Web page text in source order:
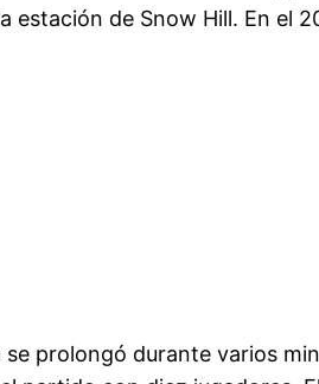
estación de Snow Hill. En el
se prolongó durante varios